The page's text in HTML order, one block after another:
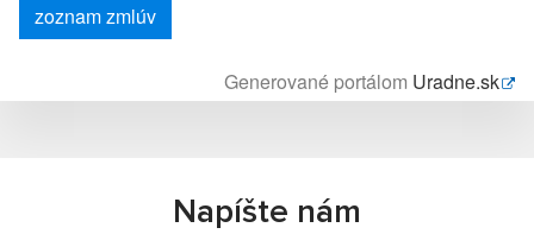
zoznam zmlúv
Generované portálom Uradne.sk
Napíšte nám